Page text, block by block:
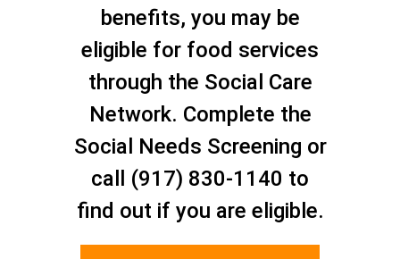
Makipag-ugnayan sa
Staten Island Social Care
1 Edgewater Plaza, Suite 700
benefits, you may be
eligible for food services
through the Social Care
Network. Complete the
Social Needs Screening or
call (917) 830-1140 to
find out if you are eligible.